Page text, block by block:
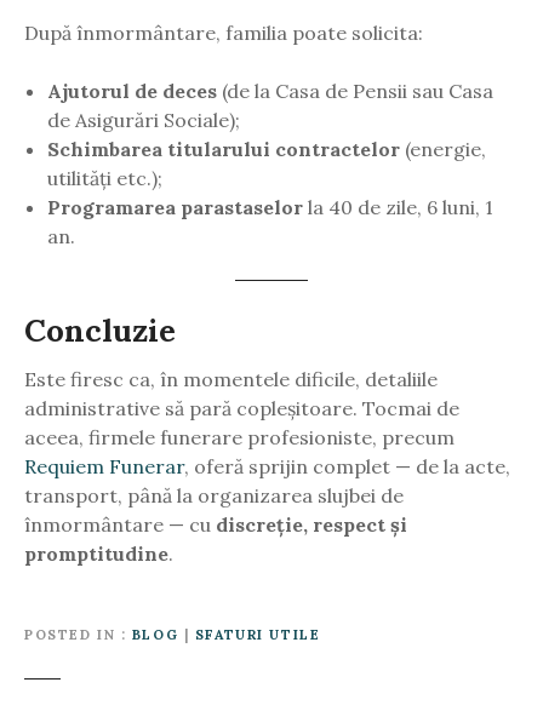
După înmormântare, familia poate solicita:
Ajutorul de deces (de la Casa de Pensii sau Casa
de Asigurări Sociale);
Schimbarea titularului contractelor (energie,
utilități etc.);
Programarea parastaselor la 40 de zile, 6 luni, 1
an.
Concluzie
Este firesc ca, în momentele dificile, detaliile
administrative să pară copleșitoare. Tocmai de
aceea, firmele funerare profesioniste, precum
Requiem Funerar, oferă sprijin complet — de la acte,
transport, până la organizarea slujbei de
înmormântare — cu discreție, respect și
promptitudine.
POSTED IN BLOG | SFATURI UTILE